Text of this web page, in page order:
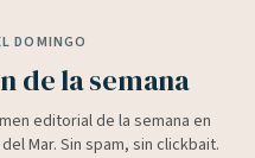
DOMINGO
de la semana
editorial de la semana en
Mar. Sin spam, sin clickbait.